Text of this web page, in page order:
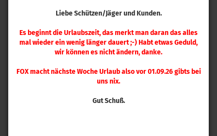
Liebe Schützen/Jäger und Kunden.
Es beginnt die Urlaubszeit, das merkt man daran das alles
mal wieder ein wenig länger dauert ;-) Habt etwas Geduld,
wir können es nicht ändern, danke.
FOX macht nächste Woche Urlaub also vor 01.09.26 gibts bei
uns nix.
Gut Schuß.